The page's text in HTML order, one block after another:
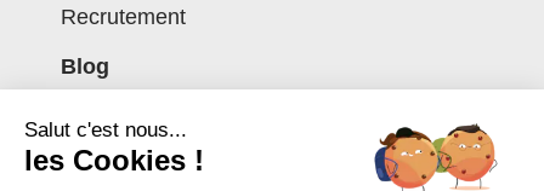
Recrutement
Blog
Espace client
Salut c'est nous...
les Cookies !